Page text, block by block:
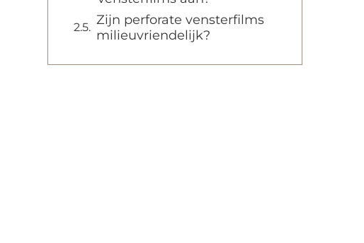
Zijn perforate vensterfilms
milieuvriendelijk?